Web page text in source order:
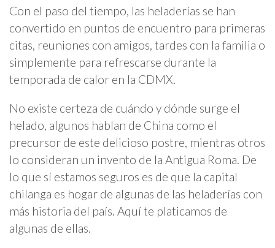
Con el paso del tiempo, las heladerías se han
convertido en puntos de encuentro para primeras
citas, reuniones con amigos, tardes con la familia o
simplemente para refrescarse durante la
temporada de calor en la CDMX.
No existe certeza de cuándo y dónde surge el
helado, algunos hablan de China como el
precursor de este delicioso postre, mientras otros
lo consideran un invento de la Antigua Roma. De
lo que sí estamos seguros es de que la capital
chilanga es hogar de algunas de las heladerías con
más historia del país. Aquí te platicamos de
algunas de ellas.